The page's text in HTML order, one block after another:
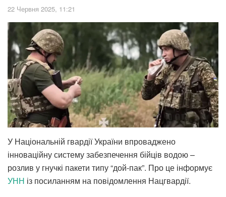
22 Червня 2025, 11:21
У Національній гвардії України впроваджено
інноваційну систему забезпечення бійців водою –
розлив у гнучкі пакети типу “дой-пак”. Про це інформує
УНН із посиланням на повідомлення Нацгвардії.